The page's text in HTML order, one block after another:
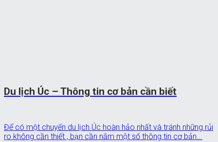
Du lịch Úc – Thông tin cơ bản cần biết
Để có một chuyến du lịch Úc hoàn hảo nhất và tránh những rủi
ro không cần thiết , bạn cần nắm một số thông tin cơ bản...